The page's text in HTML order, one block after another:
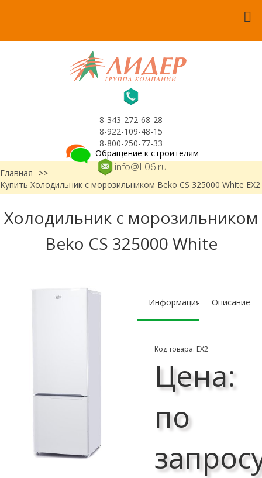
8-343-272-68-28
8-922-109-48-15
8-800-250-77-33
info@L06.ru
Обращение к строителям
Главная
>>
Купить Холодильник с морозильником Beko CS 325000 White ЕХ2
Холодильник с морозильником
Beko CS 325000 White
Информация Описание
Код товара: ЕХ2
Цена:
по